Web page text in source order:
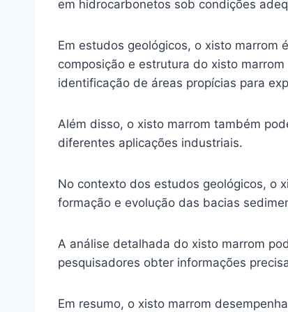
em hidrocarbonetos sob condições
Em estudos geológicos, o xisto
composição e estrutura do xisto
identificação de áreas propícias para
Além disso, o xisto marrom também
diferentes aplicações industriais.
No contexto dos estudos geológicos, o
formação e evolução das bacias
A análise detalhada do xisto marrom
pesquisadores obter informações
Em resumo, o xisto marrom